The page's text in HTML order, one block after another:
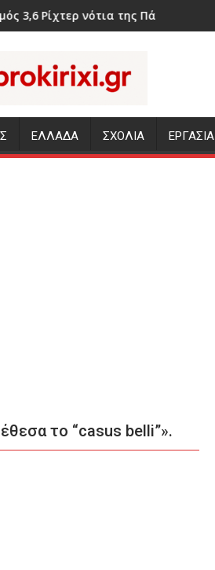
της Πάργας
ΕΛΛΑΔΑ ΣΧΟΛΙΑ ΕΡΓΑΣΙΑ
το “casus belli”».